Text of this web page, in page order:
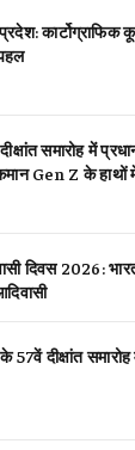
कार्टोग्राफिक
समारोह में
Gen Z के हाथों
दिवस 2026:
57वें दीक्षांत